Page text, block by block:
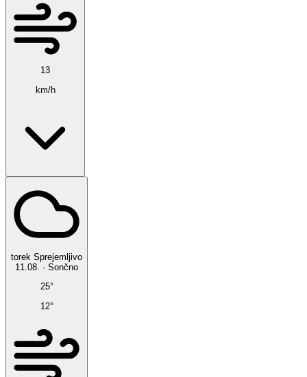
13
km/h
torek Sprejemljivo
11.08. · Sončno
25°
12°